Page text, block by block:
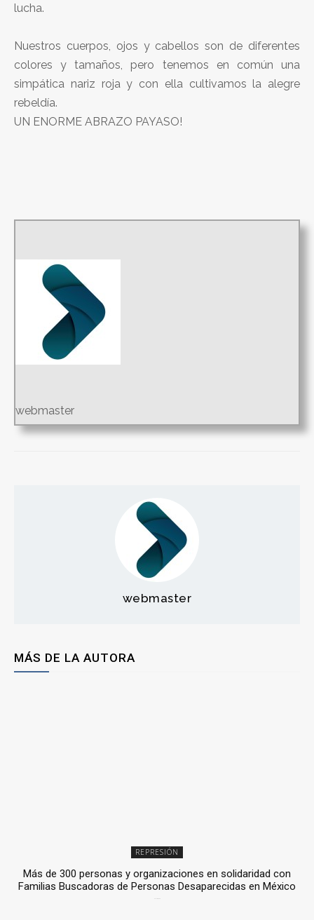
lucha.
Nuestros cuerpos, ojos y cabellos son de diferentes
colores y tamaños, pero tenemos en común una
simpática nariz roja y con ella cultivamos la alegre
rebeldía.
UN ENORME ABRAZO PAYASO!
webmaster
webmaster
MÁS DE LA AUTORA
REPRESIÓN
Más de 300 personas y organizaciones en solidaridad con
Familias Buscadoras de Personas Desaparecidas en México